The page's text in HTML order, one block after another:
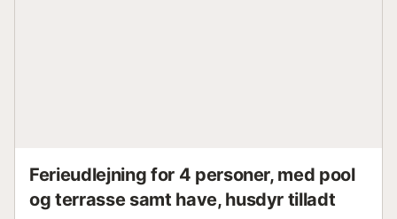
Ferieudlejning for 4 personer, med pool
og terrasse samt have, husdyr tilladt